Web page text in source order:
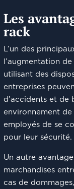
Les
rack
L’un des
l’augmentation
utilisant des
entreprises
d’accidents et de
environnement
employés de se
pour leur sécurité.
Un autre
marchandises
cas de